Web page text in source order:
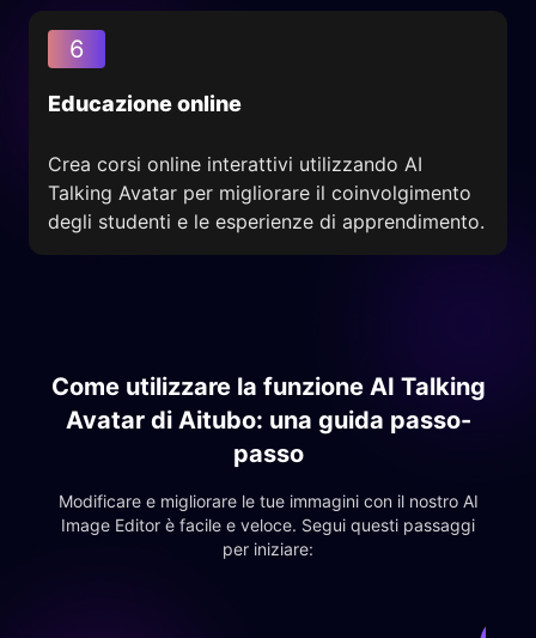
6
Educazione online
Crea corsi online interattivi utilizzando AI
Talking Avatar per migliorare il coinvolgimento
degli studenti e le esperienze di apprendimento.
Come utilizzare la funzione AI Talking
Avatar di Aitubo: una guida passo-
passo
Modificare e migliorare le tue immagini con il nostro AI
Image Editor è facile e veloce. Segui questi passaggi
per iniziare: